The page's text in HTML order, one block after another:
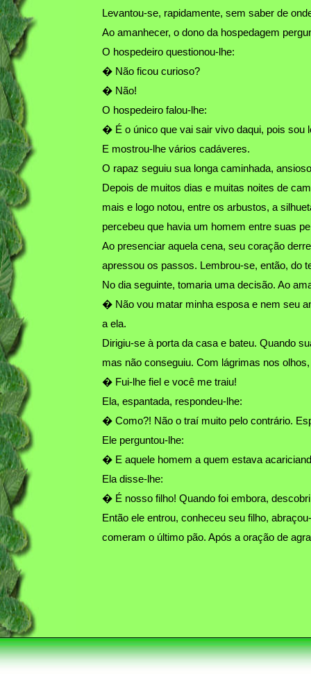
Levantou-se, rapidamente, sem saber de
Ao amanhecer, o dono da hospedagem
O hospedeiro questionou-lhe:
� Não ficou curioso?
� Não!
O hospedeiro falou-lhe:
� É o único que vai sair vivo daqui, pois sou
E mostrou-lhe vários cadáveres.
O rapaz seguiu sua longa caminhada,
Depois de muitos dias e muitas noites de
mais e logo notou, entre os arbustos, a
percebeu que havia um homem entre suas
Ao presenciar aquela cena, seu coração
apressou os passos. Lembrou-se, então, do
No dia seguinte, tomaria uma decisão. Ao
� Não vou matar minha esposa e nem seu
a ela.
Dirigiu-se à porta da casa e bateu. Quando
mas não conseguiu. Com lágrimas nos
� Fui-lhe fiel e você me traiu!
Ela, espantada, respondeu-lhe:
� Como?! Não o traí muito pelo contrário.
Ele perguntou-lhe:
� E aquele homem a quem estava
Ela disse-lhe:
� É nosso filho! Quando foi embora,
Então ele entrou, conheceu seu filho,
comeram o último pão. Após a oração de